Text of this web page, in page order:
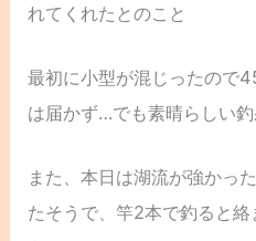
れてくれたとのこと
最初に小型が混じったので
は届かず…でも素晴らしい釣
また、本日は湖流が強かっ
たそうで、竿2本で釣ると